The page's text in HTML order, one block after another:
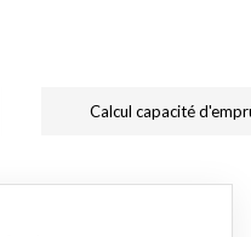
Calcul capacité